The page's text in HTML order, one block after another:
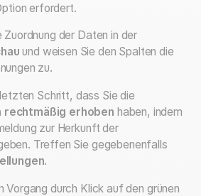
erfordert.
Zuordnung der Daten in der
und weisen Sie den Spalten die
zu.
Schritt, dass Sie die
rechtmäßig erhoben haben, indem
zur Herkunft der
Treffen Sie gegebenenfalls
.
Vorgang durch Klick auf den grünen